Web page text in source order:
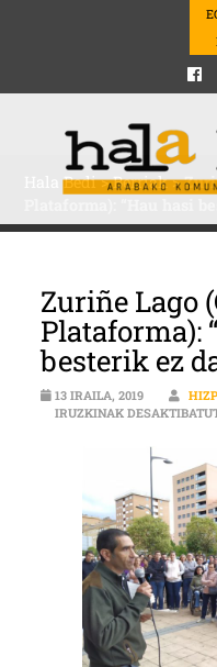
Hala Bedi>Berriak>
Zuriñe Lago
Plataforma):
besterik ez
13 IRAILA, 2019
IRUZKINAK